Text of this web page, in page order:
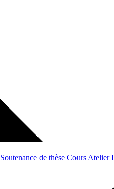
Soutenance de thèse Cours Atelier